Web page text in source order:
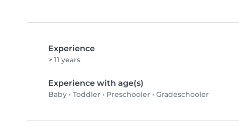
Experience
> 11 years
Experience with age(s)
Baby • Toddler • Preschooler • Gradeschooler